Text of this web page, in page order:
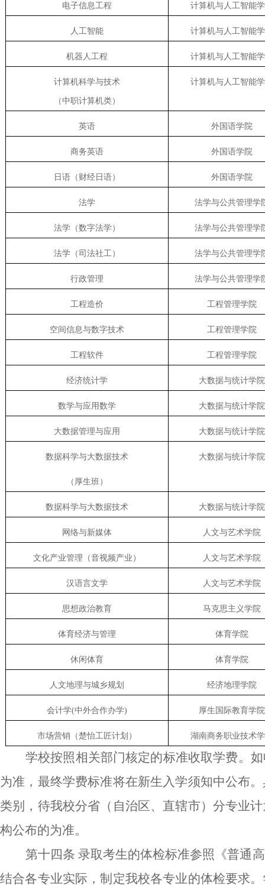
电子信息工程 计算机与人工智能
人工智能 计算机与人工智能
机器人工程 计算机与人工智能
计算机科学与技术
（中职计算机类）
计算机与人工智能
英语 外国语学院
商务英语 外国语学院
日语（财经日语） 外国语学院
法学 法学与公共管理学
法学（数字法学） 法学与公共管理学
法学（司法社工） 法学与公共管理学
行政管理 法学与公共管理学
工程造价 工程管理学院
空间信息与数字技术 工程管理学院
工程软件 工程管理学院
经济统计学 大数据与统计学院
数学与应用数学 大数据与统计学院
大数据管理与应用 大数据与统计学院
数据科学与大数据技术
（厚生班）
大数据与统计学院
数据科学与大数据技术 大数据与统计学院
网络与新媒体 人文与艺术学院
文化产业管理（音视频产业） 人文与艺术学院
汉语言文学 人文与艺术学院
思想政治教育 马克思主义学院
体育经济与管理 体育学院
休闲体育 体育学院
人文地理与城乡规划 经济地理学院
会计学(中外合作办学) 厚生国际教育学院
市场营销（楚怡工匠计划） 湖南商务职业技术
学校按照相关部门核定的标准收取学费。
为准，最终学费标准将在新生入学须知中公布
类别，待我校分省 （ 自治区、直辖市） 分专业
构公布的为准。
第十四条 录取考生的体检标准参照 《普通
结合各专业实际，制定我校各专业的体检要求。